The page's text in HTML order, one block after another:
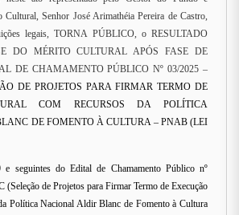
Cultural, Senhor José Arimathéia Pereira de Castro,
legais, TORNA PÚBLICO, o RESULTADO
DO MÉRITO CULTURAL APÓS FASE DE
DE CHAMAMENTO PÚBLICO Nº 03/2025 –
DE PROJETOS PARA FIRMAR TERMO DE
COM RECURSOS DA POLÍTICA
DE FOMENTO À CULTURA – PNAB (LEI
seguintes do Edital de Chamamento Público nº
de Projetos para Firmar Termo de Execução
Política Nacional Aldir Blanc de Fomento à Cultura